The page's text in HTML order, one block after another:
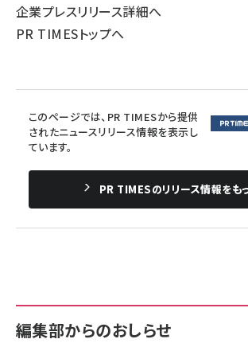
企業プレスリリース詳細へ
PR TIMESトップへ
このページでは、PR TIMESから提供
されたニュースリリース情報を表示し
ています。
PR TIMESのリリース情報をも
編集部からのおしらせ